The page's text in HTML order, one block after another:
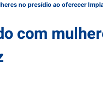
no presídio ao oferecer
com